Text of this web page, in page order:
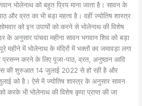
भोलेनाथ को बहुत प्रिय माना जाता है। सावन के
और व्रत का भी बड़ा महत्व है। वहीं ज्योतिष शास्त्र
को इन उपायों को करने से भोलेनाथ की विशेष
के अनुसार पांचवा महीना सावन भगवान शिव को बड़ा
महीने में भोलेनाथ के मंदिरों में भक्तों का जमावड़ा लगा
प्रसन्न करने के लिए पूजा-पाठ, व्रत, अनुष्ठान आदि
की शुरुआत 14 जुलाई 2022 से हो रही है और
को है। ऐसे में ज्योतिष शास्त्र के अनुसार सावन
करके भी भोलेनाथ की विशेष कृपा प्राप्त की जा